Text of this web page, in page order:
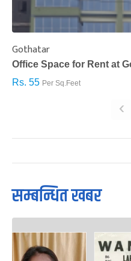
Gothatar
Office Space for Rent at
Rs. 55 Per Sq.Feet
‹
सम्बन्धित खबर